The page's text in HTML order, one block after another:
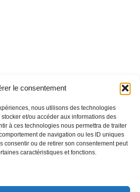
le consentement
nous utilisons des technologies
et/ou accéder aux informations des
à ces technologies nous permettra de traiter
de navigation ou les ID uniques
consentir ou de retirer son consentement peut
caractéristiques et fonctions.